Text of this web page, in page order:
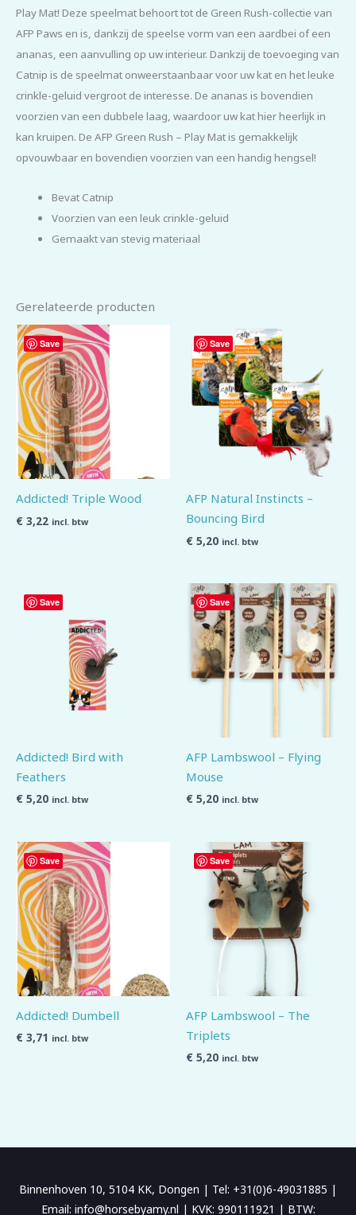
Play Mat! Deze speelmat behoort tot de Green Rush-collectie van
AFP Paws en is, dankzij de speelse vorm van een aardbei of een
ananas, een aanvulling op uw interieur. Dankzij de toevoeging van
Catnip is de speelmat onweerstaanbaar voor uw kat en het leuke
crinkle-geluid vergroot de interesse. De ananas is bovendien
voorzien van een dubbele laag, waardoor uw kat hier heerlijk in
kan kruipen. De AFP Green Rush – Play Mat is gemakkelijk
opvouwbaar en bovendien voorzien van een handig hengsel!
Bevat Catnip
Voorzien van een leuk crinkle-geluid
Gemaakt van stevig materiaal
Gerelateerde producten
Save
Addicted! Triple Wood
€ 3,22 incl. btw
Save
AFP Natural Instincts –
Bouncing Bird
€ 5,20 incl. btw
Save
Addicted! Bird with
Feathers
€ 5,20 incl. btw
Save
AFP Lambswool – Flying
Mouse
€ 5,20 incl. btw
Save
Addicted! Dumbell
€ 3,71 incl. btw
Save
AFP Lambswool – The
Triplets
€ 5,20 incl. btw
Binnenhoven 10, 5104 KK, Dongen | Tel: +31(0)6-49031885 |
Email: info@horsebyamy.nl | KVK: 990111921 | BTW: